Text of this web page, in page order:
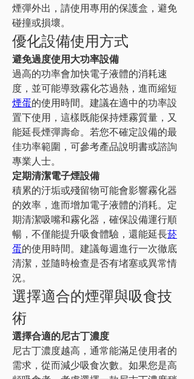
煙彈外出，請使用專用的保護盒，避免
碰撞或損壞。
優化設備使用方式
避免過度使用大功率設備
過高的功率會加快電子液體的消耗速
度，並可能導致霧化芯過熱，進而縮短
煙蛋的使用時間。建議在適中的功率設
置下使用，這樣既能保持煙霧質量，又
能延長煙彈壽命。若您不確定設備的最
佳功率範圍，可參考產品說明書或諮詢
專業人士。
定期清潔電子煙設備
積累的汙垢或殘留物可能會影響霧化器
的效率，進而增加電子液體的消耗。定
期清潔吸嘴和霧化器，確保設備運行順
暢，不僅能提升吸食體驗，還能延長菸
蛋的使用時間。建議每週進行一次徹底
清潔，並隨時檢查是否有堵塞或異常情
況。
選擇適合的煙彈與吸食技
術
選擇合適的尼古丁濃度
尼古丁濃度越高，通常能滿足使用者的
需求，從而減少吸食次數。如果您是高